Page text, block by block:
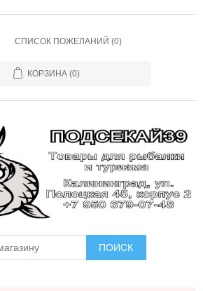
СПИСОК ПОЖЕЛАНИЙ (0)
КОРЗИНА (0)
ПОИСК